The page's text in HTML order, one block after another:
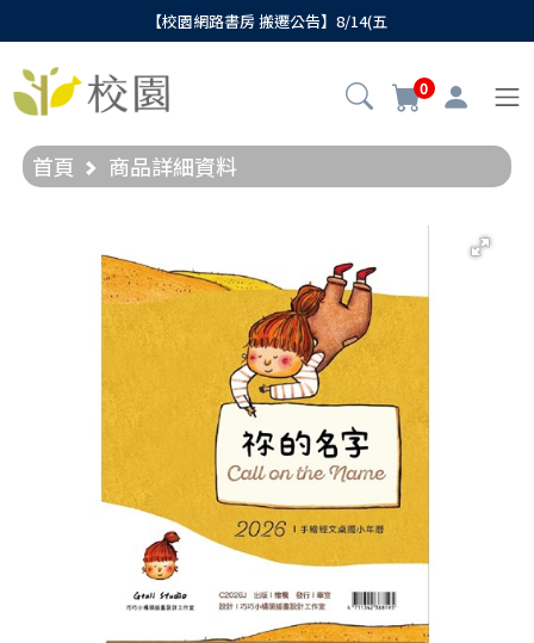
【校園網路書房 搬遷公告】8/14(五
0
首頁 商品詳細資料